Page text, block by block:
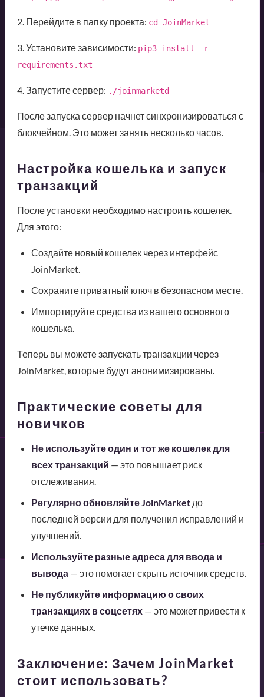
2. Перейдите в папку проекта: cd JoinMarket
3. Установите зависимости: pip3 install -r
requirements.txt
4. Запустите сервер: ./joinmarketd
После запуска сервер начнет синхронизироваться с
блокчейном. Это может занять несколько часов.
Настройка кошелька и запуск
транзакций
После установки необходимо настроить кошелек.
Для этого:
Создайте новый кошелек через интерфейс
JoinMarket.
Сохраните приватный ключ в безопасном месте.
Импортируйте средства из вашего основного
кошелька.
Теперь вы можете запускать транзакции через
JoinMarket, которые будут анонимизированы.
Практические советы для
новичков
Не используйте один и тот же кошелек для
всех транзакций — это повышает риск
отслеживания.
Регулярно обновляйте JoinMarketдо
последней версии для получения исправлений и
улучшений.
Используйте разные адреса для ввода и
вывода— это помогает скрыть источник средств.
Не публикуйте информацию о своих
транзакциях в соцсетях— это может привести к
утечке данных.
Заключение: Зачем JoinMarket
стоит использовать?